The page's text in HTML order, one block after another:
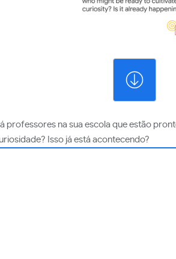
professores na sua escola que estão
Isso já está acontecendo?